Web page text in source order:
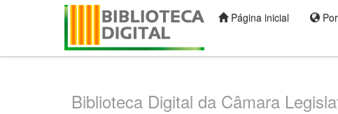
Página inicial
Biblioteca Digital da Câmara